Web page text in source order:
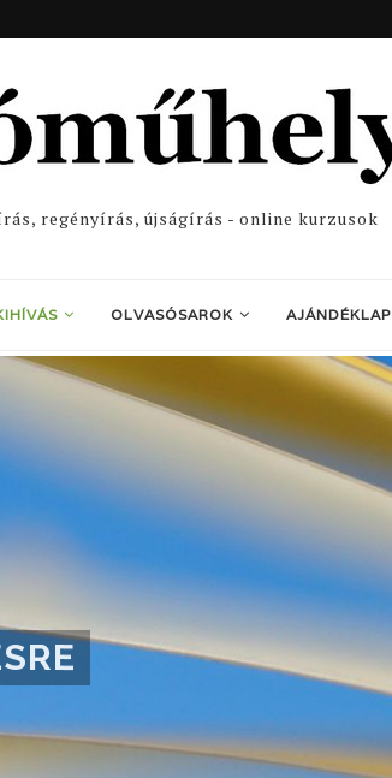
regényírás, újságírás - online kurzusok
OLVASÓSAROK AJÁNDÉKLAP